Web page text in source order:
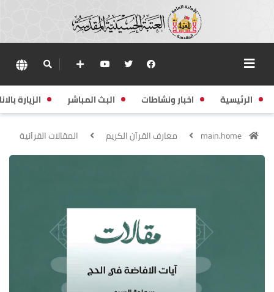
الرئيسية اخبار ونشاطات البث المباشر الزيارة
main.home معارف القرآن الكريم المقالات القراَنية